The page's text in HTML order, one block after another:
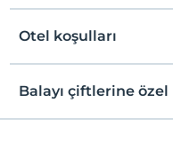
Kıyıda
Şezlong
Otel koşulları
Check/in
En erken saat 13:00 ve sonrası
Check/out
Balayı çiftlerine özel